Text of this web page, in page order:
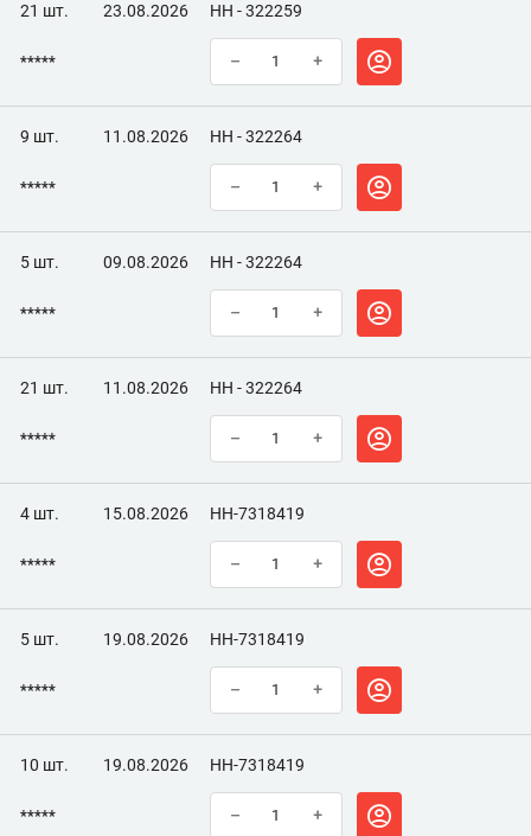
21 шт. 23.08.2026 НН - 322259
***** – +
9 шт. 11.08.2026 НН - 322264
***** – +
5 шт. 09.08.2026 НН - 322264
***** – +
21 шт. 11.08.2026 НН - 322264
***** – +
4 шт. 15.08.2026 НН-7318419
***** – +
5 шт. 19.08.2026 НН-7318419
***** – +
10 шт. 19.08.2026 НН-7318419
***** – +